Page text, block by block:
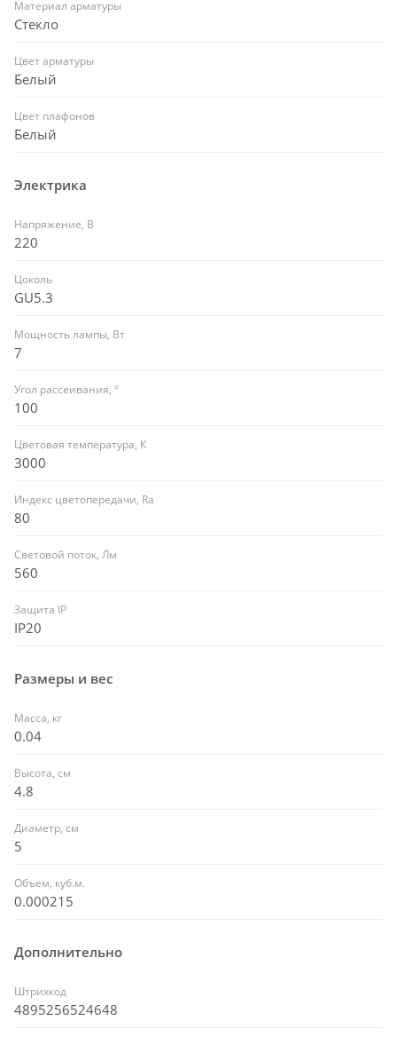
Материал арматуры
Стекло
Цвет арматуры
Белый
Цвет плафонов
Белый
Электрика
Напряжение, В
220
Цоколь
GU5.3
Мощность лампы, Вт
7
Угол рассеивания, °
100
Цветовая температура, К
3000
Индекс цветопередачи, Ra
80
Световой поток, Лм
560
Защита IP
IP20
Размеры и вес
Масса, кг
0.04
Высота, см
4.8
Диаметр, см
5
Объем, куб.м.
0.000215
Дополнительно
Штрихкод
4895256524648